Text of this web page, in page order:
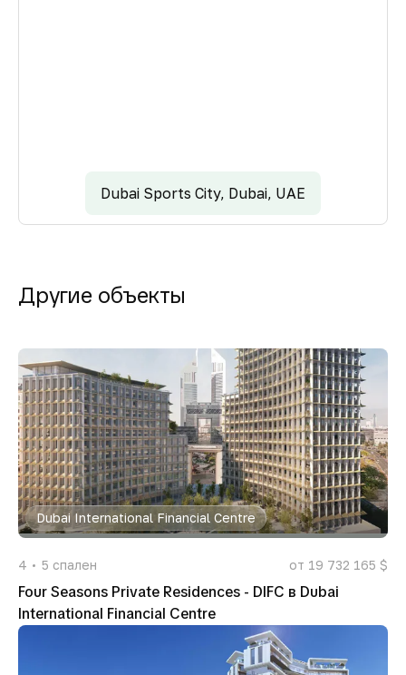
Dubai Sports City, Dubai, UAE
Другие объекты
Dubai International Financial Centre
4 5 спален от 19 732 165 $
Four Seasons Private Residences - DIFC в Dubai
International Financial Centre